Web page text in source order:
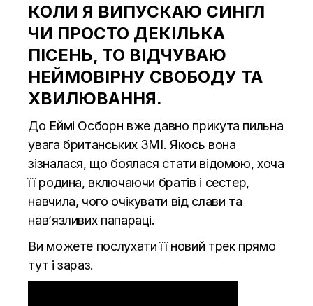
КОЛИ Я ВИПУСКАЮ СИНГЛ
ЧИ ПРОСТО ДЕКІЛЬКА
ПІСЕНЬ, ТО ВІДЧУВАЮ
НЕЙМОВІРНУ СВОБОДУ ТА
ХВИЛЮВАННЯ.
До Еймі Осборн вже давно прикута пильна
увага британських ЗМІ. Якось вона
зізналася, що боялася стати відомою, хоча
її ​​родина, включаючи братів і сестер,
навчила, чого очікувати від слави та
нав’язливих папараці.
Ви можете послухати її новий трек прямо
тут і зараз.